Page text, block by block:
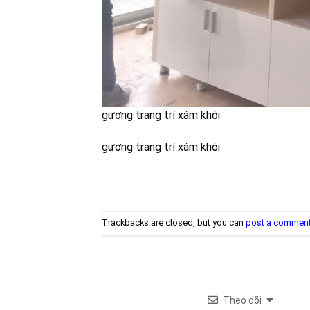
gương trang trí xám khói
gương trang trí xám khói
Trackbacks are closed, but you can post a
Theo dõi